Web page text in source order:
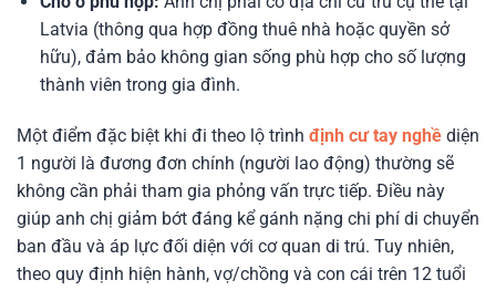
Latvia (thông qua hợp đồng thuê nhà hoặc quyền sở
hữu), đảm bảo không gian sống phù hợp cho số lượng
thành viên trong gia đình.
Một điểm đặc biệt khi đi theo lộ trình định cư tay nghề diện
1 người là đương đơn chính (người lao động) thường sẽ
không cần phải tham gia phỏng vấn trực tiếp. Điều này
giúp anh chị giảm bớt đáng kể gánh nặng chi phí di chuyển
ban đầu và áp lực đối diện với cơ quan di trú. Tuy nhiên,
theo quy định hiện hành, vợ/chồng và con cái trên 12 tuổi